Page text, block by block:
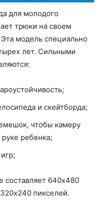
для молодого
трюки на своем
модель специально
лет. Сильными
и скейтборда;
чтобы камеру
ребенка;
составляет 640x480
пикселей.